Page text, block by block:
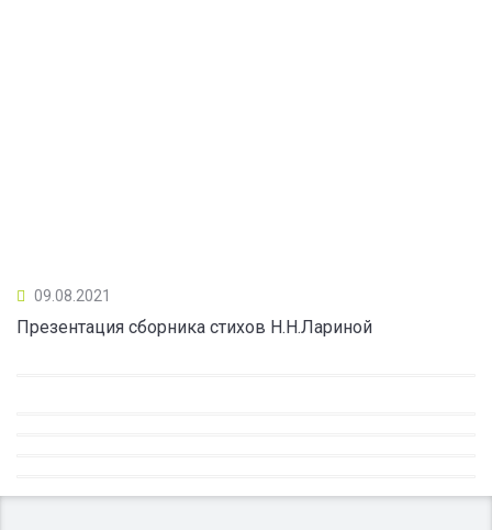
09.08.2021
Презентация сборника стихов Н.Н.Лариной